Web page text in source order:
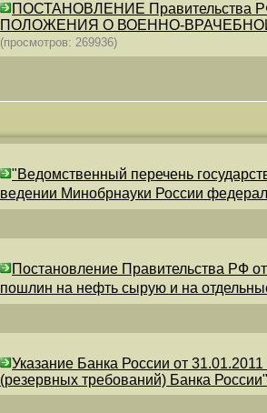
ПОСТАНОВЛЕНИЕ Правительства
ПОЛОЖЕНИЯ О ВОЕННО-
(просмотров: 269936)
"Ведомственный перечень
ведении Минобрнауки России
Постановление Правительства РФ
пошлин на нефть сырую и на
Указание Банка России от
(резервных требований) Банка России"